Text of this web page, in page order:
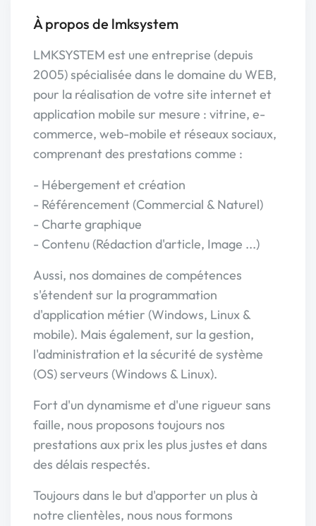
À propos de lmksystem
LMKSYSTEM est une entreprise (depuis
2005) spécialisée dans le domaine du WEB,
pour la réalisation de votre site internet et
application mobile sur mesure : vitrine, e-
commerce, web-mobile et réseaux sociaux,
comprenant des prestations comme :
- Hébergement et création
- Référencement (Commercial & Naturel)
- Charte graphique
- Contenu (Rédaction d'article, Image ...)
Aussi, nos domaines de compétences
s'étendent sur la programmation
d'application métier (Windows, Linux &
mobile). Mais également, sur la gestion,
l'administration et la sécurité de système
(OS) serveurs (Windows & Linux).
Fort d'un dynamisme et d'une rigueur sans
faille, nous proposons toujours nos
prestations aux prix les plus justes et dans
des délais respectés.
Toujours dans le but d'apporter un plus à
notre clientèles, nous nous formons